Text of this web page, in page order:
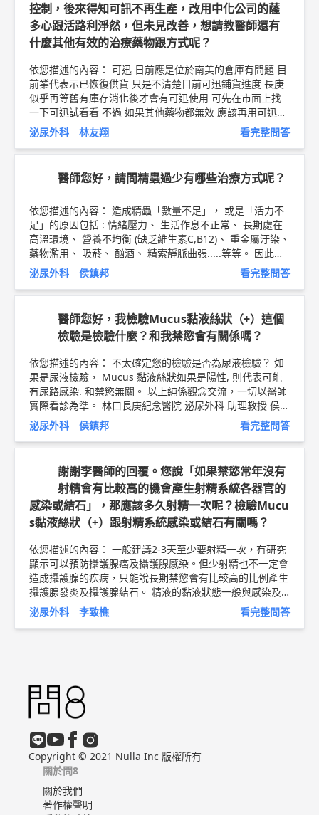
控制，後來得知可訊不再生產，改用中化公司的薩
多心跟活路利淨然，但未見改善，想請教醫師還有
什麼其他有效的治療藥物跟方式呢？
依您描述的內容： 可迅 日前應是位於南美的倉庫有問題 目
前業代表示已恢復供貨 只是不清楚目前可迅鋪貨進度 長庚
似乎再等舊有庫存消化後才會有可迅使用 可先在市面上找
一下可迅試看看 不過 如果其他藥物都無效 應該再用可迅效
果亦不佳 應該考慮手術了 以上純係觀念交流，一切以醫師
實際看診為準。 林口長庚紀念醫院 高齡泌尿科科主任/泌尿
科助理教授級主治醫師 林友翔 醫師簡介 ►http://bit.ly/2L
攝護腺手術衛教文章 ►http://bit.ly/2AJbOCt
泌尿外科 林友翔 看完整問答
醫師您好，請問精蟲過少有哪些治療方式呢？
依您描述的內容： 造成精蟲「數量不足」， 或是「活力不
足」的原因包括 : 情緒壓力、 生活作息不正常、 長期處在
高溫環境、 營養不均衡 (缺乏維生素C,B12)、 重金屬汙染、
藥物濫用、 吸菸、 酗酒、 精索靜脈曲張.....等等。 因此治
療的第一步， 就是要盡量避開上述的情況。 如果有精蟲數
量不足或是活力不足的患者， 必須要找泌尿科醫師好好的
檢查治療， 否則不容易懷孕。 泌尿科醫師提供的治療方式
物 : 能增加FSH、LH從腦下垂體排出，以增加精子數目。 3.
人絨毛膜促性腺激素（HCG）：本品有增加精子活力和增精
充：能增加精子活力， 但實際上的效果仍有爭議 5.人工受
孕或是試管嬰兒 6. 精索靜脈曲張的患者接受手術治療。 以
上純係觀念交流，一切以醫師實際看診為準。 林口長庚紀
念醫院 泌尿外科 助理教授 侯鎮邦 醫師簡介 ►http://bit.l
y/2w2cxcs
泌尿外科 侯鎮邦 看完整問答
醫師您好，我檢驗Mucus黏液絲狀（+）這個
檢驗是檢驗什麼？和我禁慾會有關係嗎？
依您描述的內容： 不太確定您的檢驗是否為尿液檢驗？ 如
果是尿液檢驗， Mucus 黏液絲狀如果是陽性, 則代表可能
有尿路感染. 和禁慾無關。 以上純係觀念交流，一切以醫師
實際看診為準。 林口長庚紀念醫院 泌尿外科 助理教授 侯鎮
邦 醫師簡介 ►http://bit.ly/2w2cxcs
查 ►http://bit.ly/2H3bPml
泌尿外科 侯鎮邦 看完整問答
謝謝李醫師的回覆。您說「如果禁慾常年沒有
射精會有比較高的機會產生射精系統各器官的
感染或結石」，那應該多久射精一次呢？檢驗Mucu
s黏液絲狀（+）跟射精系統感染或結石有關嗎？
依您描述的內容： 一般建議2-3天至少要射精一次，有研究
顯示可以預防攝護腺癌及攝護腺感染。但少射精也不一定會
造成攝護腺的疾病，只能說長期禁慾會有比較高的比例產生
攝護腺發炎及攝護腺結石。 精液的黏液狀態一般與感染及
結石無關，顏色則比較相關。 以上純係觀念交流，一切以
醫師實際看診為準。 馬偕紀念醫院 泌尿外科主治醫師 李致
泌尿外科 李致樵 看完整問答
Copyright © 2021 Nulla Inc 版權所有
關於問8
關於我們
著作權聲明